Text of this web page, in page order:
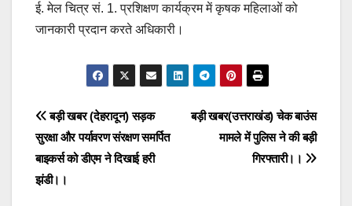
ई. मेल चित्र सं. 1. प्रशिक्षण कार्यक्रम में कृषक महिलाओं को
जानकारी प्रदान करते अधिकारी।
Post
navigation
बड़ी खबर(उत्तराखंड) चेक बाउंस
मामले में पुलिस ने की बड़ी
गिरफ्तारी।।
बड़ी खबर (देहरादून) सड़क
सुरक्षा और पर्यावरण संरक्षण समर्पित
बाइकर्स को डीएम ने दिखाई हरी
झंडी।।